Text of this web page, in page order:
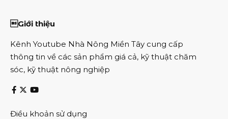
Giới thiệu
Kênh Youtube Nhà Nông Miền Tây cung cấp
thông tin về các sản phẩm giá cả, kỹ thuật chăm
sóc, kỹ thuật nông nghiệp
Điều khoản sử dụng